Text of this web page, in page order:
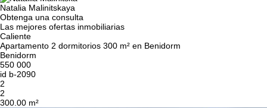
Natalia Malinitskaya
Obtenga una consulta
Las mejores ofertas inmobiliarias
Caliente
Apartamento 2 dormitorios 300 m² en Benidorm
Benidorm
550 000
id b-2090
2
2
300.00 m²